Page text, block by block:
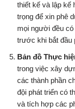
thiết kế và lập kế
trọng để xin phê
mọi người đều
trước khi bắt đầu
Bản đồ Thực
trong việc xây
các thành phần
đội phát triển có
và tích hợp các